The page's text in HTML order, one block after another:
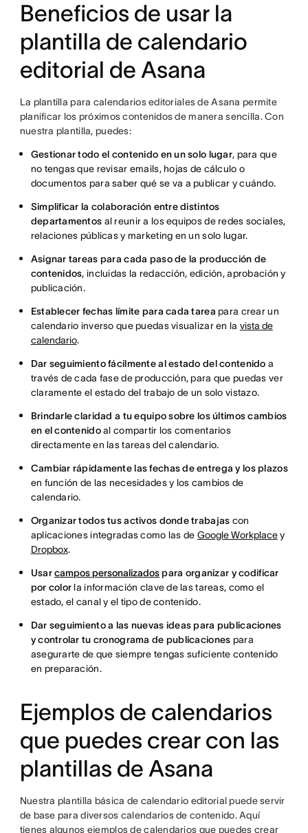
Beneficios de usar la
plantilla de calendario
editorial de Asana
La plantilla para calendarios editoriales de Asana permite
planificar los próximos contenidos de manera sencilla. Con
nuestra plantilla, puedes:
Gestionar todo el contenido en un solo lugar, para que
no tengas que revisar emails, hojas de cálculo o
documentos para saber qué se va a publicar y cuándo.
Simplificar la colaboración entre distintos
departamentos al reunir a los equipos de redes sociales,
relaciones públicas y marketing en un solo lugar.
Asignar tareas para cada paso de la producción de
contenidos, incluidas la redacción, edición, aprobación y
publicación.
Establecer fechas límite para cada tareapara crear un
calendario inverso que puedas visualizar en la vista de
calendario.
Dar seguimiento fácilmente al estado del contenido a
través de cada fase de producción, para que puedas ver
claramente el estado del trabajo de un solo vistazo.
Brindarle claridad a tu equipo sobre los últimos cambios
en el contenidoal compartir los comentarios
directamente en las tareas del calendario.
Cambiar rápidamente las fechas de entrega y los plazos
en función de las necesidades y los cambios de
calendario.
Organizar todos tus activos donde trabajas con
aplicaciones integradas como las de Google Workplacey
Dropbox.
Usarcampos personalizadospara organizar y codificar
por colorla información clave de las tareas, como el
estado, el canal y el tipo de contenido.
Dar seguimiento a las nuevas ideas para publicaciones
y controlar tu cronograma de publicaciones para
asegurarte de que siempre tengas suficiente contenido
en preparación.
Ejemplos de calendarios
que puedes crear con las
plantillas de Asana
Nuestra plantilla básica de calendario editorial puede servir
de base para diversos calendarios de contenido. Aquí
tienes algunos ejemplos de calendarios que puedes crear